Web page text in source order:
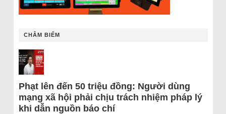
CHÂM BIẾM
Phạt lên đến 50 triệu đồng: Người dùng
mạng xã hội phải chịu trách nhiệm pháp lý
khi dẫn nguồn báo chí